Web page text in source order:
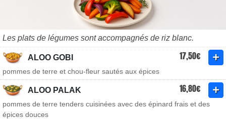
Les plats de légumes sont accompagnés de riz blanc.
ALOO GOBI 17,50€
pommes de terre et chou-fleur sautés aux épices
ALOO PALAK 16,80€
pommes de terre tenders cuisinées avec des épinard frais et des
épices douces